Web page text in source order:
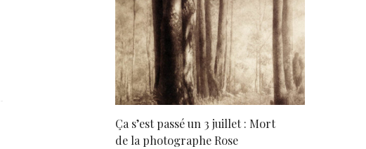
Ça s’est passé un 3 juillet : Mort
de la photographe Rose